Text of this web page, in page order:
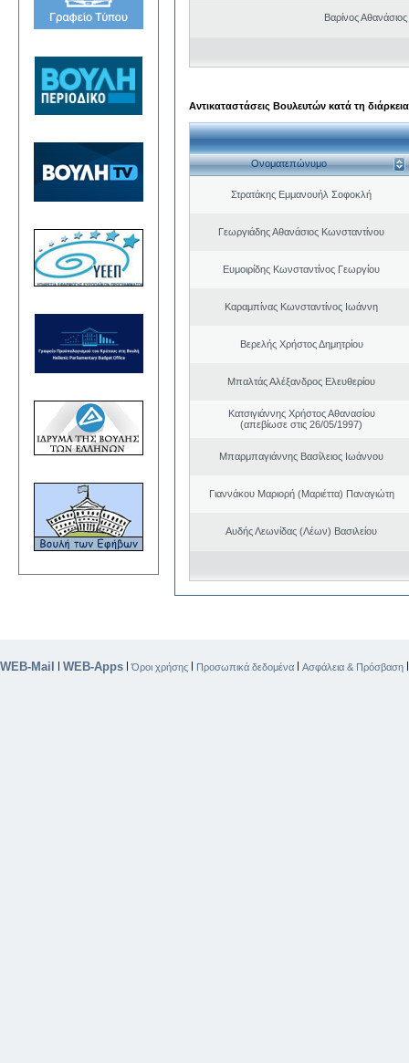
Βαρίνος
Αντικαταστάσεις Βουλευτών κατά τη
Ονοματεπώνυμο
Στρατάκης Εμμανουήλ Σοφοκλή
Γεωργιάδης Αθανάσιος Κωνσταντίνου
Ευμοιρίδης Κωνσταντίνος Γεωργίου
Καραμπίνας Κωνσταντίνος Ιωάννη
Βερελής Χρήστος Δημητρίου
Μπαλτάς Αλέξανδρος Ελευθερίου
Κατσιγιάννης Χρήστος Αθανασίου
(απεβίωσε στις 26/05/1997)
Μπαρμπαγιάννης Βασίλειος Ιωάννου
Γιαννάκου Μαριορή (Μαριέττα) Παναγιώτη
Αυδής Λεωνίδας (Λέων) Βασιλείου
WEB-Mail | WEB-Apps |Όροι χρήσης | Προσωπικά δεδομένα | Ασφάλεια & Πρόσβαση